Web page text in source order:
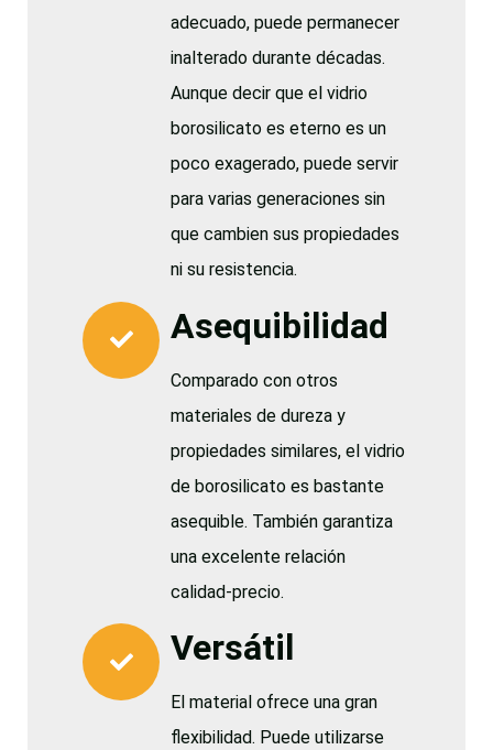
adecuado, puede permanecer
inalterado durante décadas.
Aunque decir que el vidrio
borosilicato es eterno es un
poco exagerado, puede servir
para varias generaciones sin
que cambien sus propiedades
ni su resistencia.
Asequibilidad
Comparado con otros
materiales de dureza y
propiedades similares, el vidrio
de borosilicato es bastante
asequible. También garantiza
una excelente relación
calidad-precio.
Versátil
El material ofrece una gran
flexibilidad. Puede utilizarse